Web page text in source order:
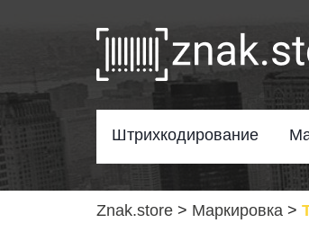
Штрихкодирование
Znak.store > Маркировка >